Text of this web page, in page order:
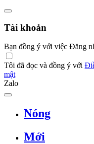
Tài khoản
Bạn đồng ý với việc Đăng
Tôi đã đọc và đồng ý với
mật
Zalo
Nóng
Mới